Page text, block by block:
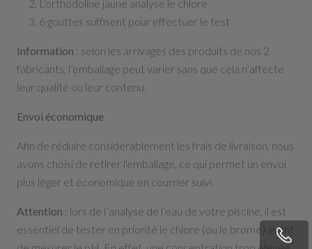
L'orthodoline jaune analyse le chlore
6 gouttes suffisent pour effectuer le test
Information : selon les arrivages des produits de nos 2
fabricants, l’emballage peut varier sans que cela n’affecte
leur qualité ou leur contenu.
Envoi économique
Afin de réduire considérablement les frais de livraison, nous
avons choisi de retirer l'emballage, ce qui permet un envoi
plus léger et économique en courrier suivi.
Attention : lors de l’analyse de l’eau de votre piscine, il est
essentiel de tester en priorité le chlore (ou le brome) avant